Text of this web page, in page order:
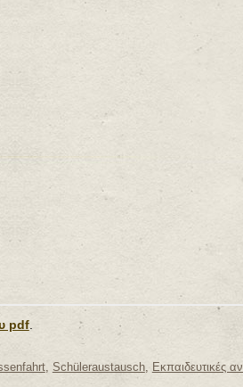
pdf.
, Schüleraustausch, Εκπαιδευτικές